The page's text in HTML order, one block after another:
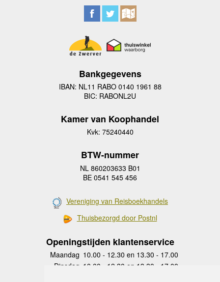
Bankgegevens
IBAN: NL11 RABO 0140 1961 88
BIC: RABONL2U
Kamer van Koophandel
Kvk: 75240440
BTW-nummer
NL 860203633 B01
BE 0541 545 456
Vereniging van Reisboekhandels
Thuisbezorgd door Postnl
Openingstijden klantenservice
Maandag 10.00 - 12.30 en 13.30 - 17.00
Dinsdag 10.00 - 12.30 en 13.30 - 17.00